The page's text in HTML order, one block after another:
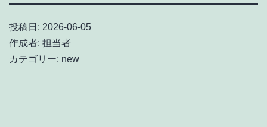
投稿日: 2026-06-05
作成者: 担当者
カテゴリー: new